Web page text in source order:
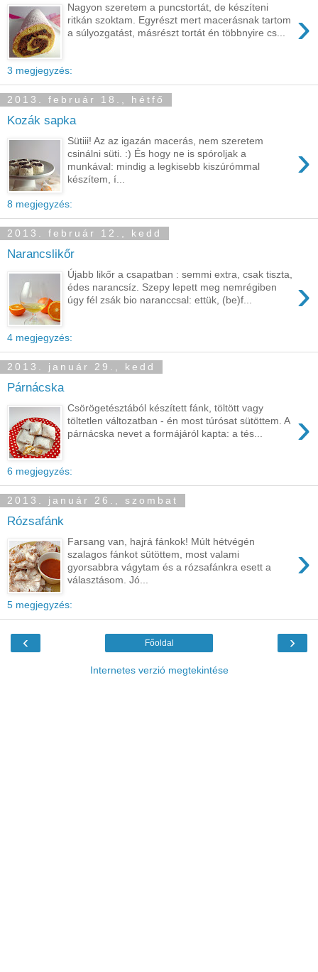
›
Nagyon szeretem a puncstortát, de készíteni
ritkán szoktam. Egyrészt mert macerásnak tartom
a súlyozgatást, másrészt tortát én többnyire cs...
3 megjegyzés:
2013. február 18., hétfő
Kozák sapka
›
Sütiii! Az az igazán macerás, nem szeretem
csinálni süti. :) És hogy ne is spóroljak a
munkával: mindig a legkisebb kiszúrómmal
készítem, í...
8 megjegyzés:
2013. február 12., kedd
Narancslikőr
›
Újabb likőr a csapatban : semmi extra, csak tiszta,
édes narancsíz. Szepy lepett meg nemrégiben
úgy fél zsák bio naranccsal: ettük, (be)f...
4 megjegyzés:
2013. január 29., kedd
Párnácska
›
Csörögetésztából készített fánk, töltött vagy
töltetlen változatban - én most túrósat sütöttem. A
párnácska nevet a formájáról kapta: a tés...
6 megjegyzés:
2013. január 26., szombat
Rózsafánk
›
Farsang van, hajrá fánkok! Múlt hétvégén
szalagos fánkot sütöttem, most valami
gyorsabbra vágytam és a rózsafánkra esett a
választásom. Jó...
5 megjegyzés:
‹ ›
Főoldal
Internetes verzió megtekintése